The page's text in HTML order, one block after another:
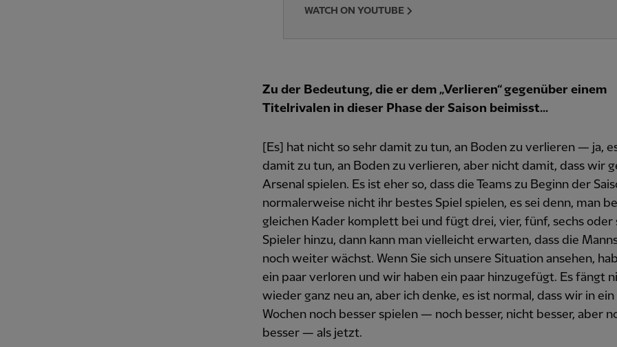
WATCH ON YOUTUBE
Zu der Bedeutung, die er dem „Verlieren“ gegenüber einem
Titelrivalen in dieser Phase der Saison beimisst...
[Es] hat nicht so sehr damit zu tun, an Boden zu verlieren — ja,
damit zu tun, an Boden zu verlieren, aber nicht damit, dass wir
Arsenal spielen. Es ist eher so, dass die Teams zu Beginn der
normalerweise nicht ihr bestes Spiel spielen, es sei denn, man
gleichen Kader komplett bei und fügt drei, vier, fünf, sechs oder
Spieler hinzu, dann kann man vielleicht erwarten, dass die
noch weiter wächst. Wenn Sie sich unsere Situation ansehen,
ein paar verloren und wir haben ein paar hinzugefügt. Es fängt
wieder ganz neu an, aber ich denke, es ist normal, dass wir in ein
Wochen noch besser spielen — noch besser, nicht besser, aber
besser — als jetzt.